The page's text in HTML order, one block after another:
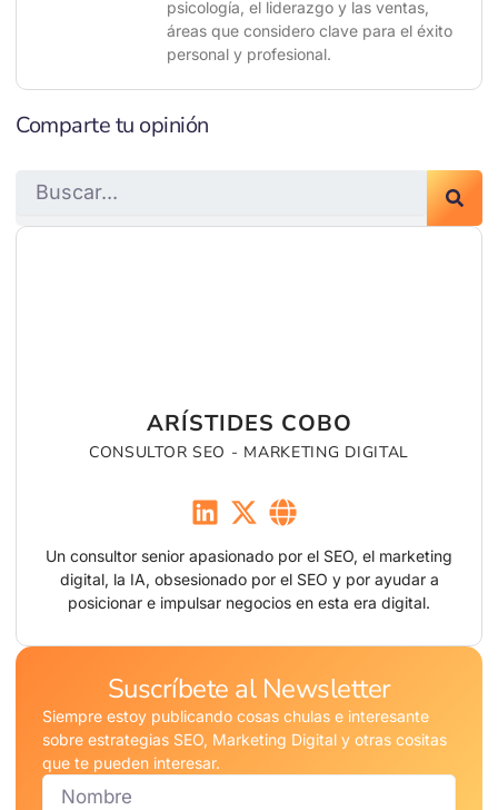
psicología, el liderazgo y las ventas,
áreas que considero clave para el éxito
personal y profesional.
Comparte tu opinión
Search
ARÍSTIDES COBO
CONSULTOR SEO - MARKETING DIGITAL
Un consultor senior apasionado por el SEO, el marketing
digital, la IA, obsesionado por el SEO y por ayudar a
posicionar e impulsar negocios en esta era digital.
Suscríbete al Newsletter
Siempre estoy publicando cosas chulas e interesante
sobre estrategias SEO, Marketing Digital y otras cositas
que te pueden interesar.